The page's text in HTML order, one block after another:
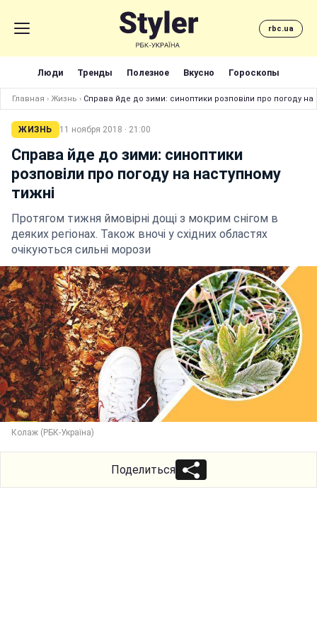
rbc.ua
Люди Тренды Полезное Вкусно Гороскопы
Главная › Жизнь › Справа йде до зими: синоптики розповіли про погоду на
ЖИЗНЬ 11 ноября 2018 · 21:00
Справа йде до зими: синоптики
розповіли про погоду на наступному
тижні
Протягом тижня ймовірні дощі з мокрим снігом в
деяких регіонах. Також вночі у східних областях
очікуються сильні морози
Колаж (РБК-Україна)
Поделиться